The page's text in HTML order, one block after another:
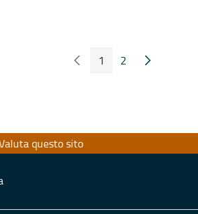
Previous Page
Page
1 Page
2 Next Page
questo sito